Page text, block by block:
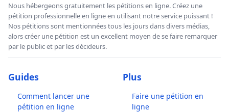
Nous hébergeons gratuitement les pétitions en ligne. Créez une
pétition professionnelle en ligne en utilisant notre service puissant !
Nos pétitions sont mentionnées tous les jours dans divers médias,
alors créer une pétition est un excellent moyen de se faire remarquer
par le public et par les décideurs.
Guides
Comment lancer une
pétition en ligne
Plus
Faire une pétition en
ligne